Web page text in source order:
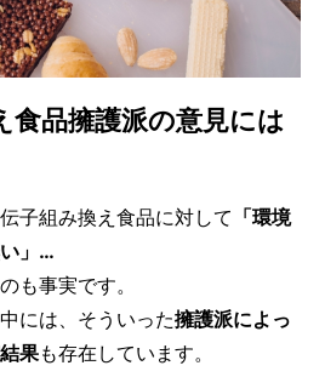
食品擁護派の意見には
子組み換え食品に対して 「環境
」…
のも事実です。
には、そういった擁護派によっ
果も存在しています。